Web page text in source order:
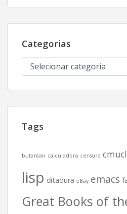
Categorias
Categorias
Tags
butantan calculadora censura cmucl
lisp ditadura eBay emacs
Great Books of